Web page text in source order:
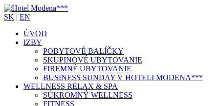
SK | EN
ÚVOD
IZBY
POBYTOVÉ BALÍČKY
SKUPINOVÉ UBYTOVANIE
FIREMNÉ UBYTOVANIE
BUSINESS SUNDAY V HOTELI MODENA***
WELLNESS RELAX & SPA
SÚKROMNÝ WELLNESS
FITNESS